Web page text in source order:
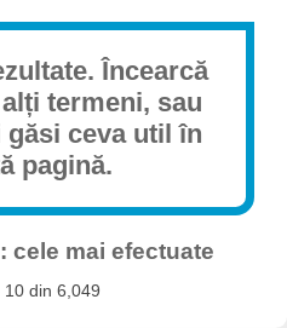
Încearcă
termeni, sau
găsi ceva util în
pagină.
cele mai efectuate
din 6,049